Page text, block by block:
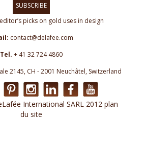
SUBSCRIBE
picks on gold uses in design
contact@delafee.com
Tel. + 41 32 724 4860
2145, CH - 2001 Neuchâtel, Switzerland
International SARL 2012 plan
du site